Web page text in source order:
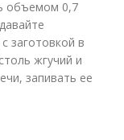
объемом 0,7
заготовкой в
жгучий и
запивать ее